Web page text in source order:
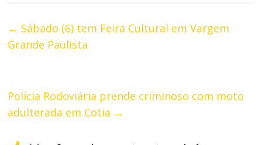
← Sábado (6) tem Feira Cultural em Vargem
Grande Paulista
Polícia Rodoviária prende criminoso com moto
adulterada em Cotia →